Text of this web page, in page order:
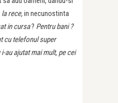
la rece,in necunostinta
in cursa? Pentru bani ?
cu telefonul super
i-au ajutat mai mult, pe cei